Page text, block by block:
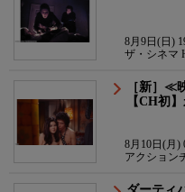
8月9日(日)
ザ・シネマ
［新］≪
【CH初
8月10日(月)
アクション